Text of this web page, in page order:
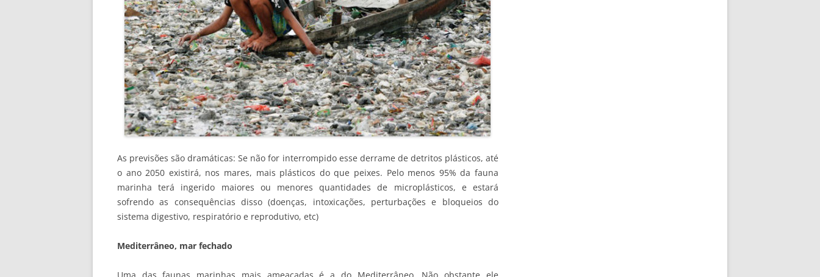
As previsões são dramáticas: Se não for interrompido esse derrame de detritos plásticos, até
o ano 2050 existirá, nos mares, mais plásticos do que peixes. Pelo menos 95% da fauna
marinha terá ingerido maiores ou menores quantidades de microplásticos, e estará
sofrendo as consequências disso (doenças, intoxicações, perturbações e bloqueios do
sistema digestivo, respiratório e reprodutivo, etc)
Mediterrâneo, mar fechado